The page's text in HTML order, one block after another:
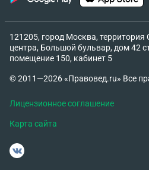
121205, город Москва,
центра, Большой бульвар, дом 42
помещение 150, кабинет 5
© 2011—2026 «Правовед.ru» Все
Лицензионное соглашение
Карта сайта